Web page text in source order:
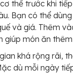
thể trước khi
Bạn có thể
và giá. Thêm
giúp món ăn
khá rộng rãi,
dù mỗi ngày